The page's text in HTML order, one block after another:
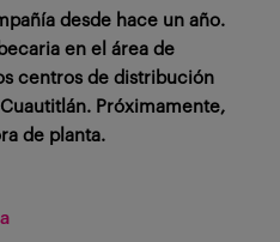
desde hace un año.
en el área de
centros de distribución
Próximamente,
de planta.